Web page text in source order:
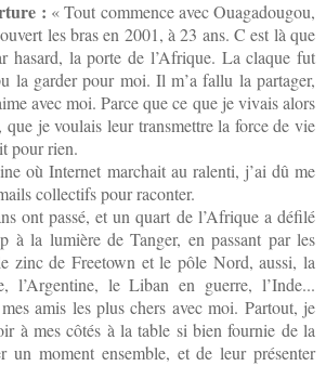
: « Tout commence avec Ouagadougou,
les bras en 2001, à 23 ans. C est là que
hasard, la porte de l’Afrique. La claque fut
la garder pour moi. Il m’a fallu la partager,
avec moi. Parce que ce que je vivais alors
que je voulais leur transmettre la force de vie
pour rien.
où Internet marchait au ralenti, j’ai dû me
collectifs pour raconter.
ont passé, et un quart de l’Afrique a défilé
à la lumière de Tanger, en passant par les
zinc de Freetown et le pôle Nord, aussi, la
l’Argentine, le Liban en guerre, l’Inde...
amis les plus chers avec moi. Partout, je
à mes côtés à la table si bien fournie de la
un moment ensemble, et de leur présenter